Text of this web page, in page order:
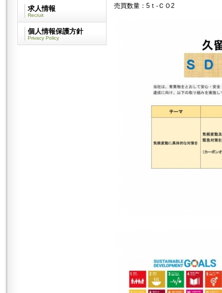
求人情報
Recruit
個人情報保護方針
Privacy Policy
売買数量：5ｔ-ＣＯ2